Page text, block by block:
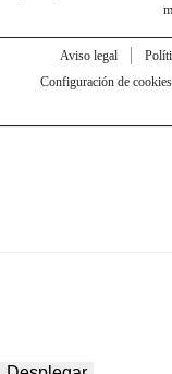
Aviso legal
Configuración de cookies